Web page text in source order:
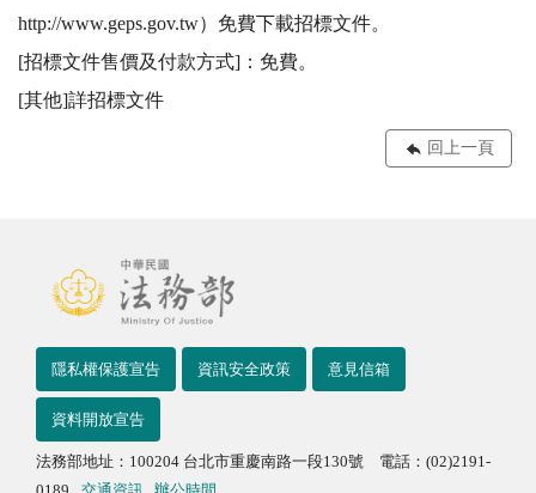
http://www.geps.gov.tw）免費下載招標文件。
[招標文件售價及付款方式]：免費。
[其他]詳招標文件
回上一頁
隱私權保護宣告 資訊安全政策 意見信箱
資料開放宣告
法務部地址：100204 台北市重慶南路一段130號 電話：(02)2191-